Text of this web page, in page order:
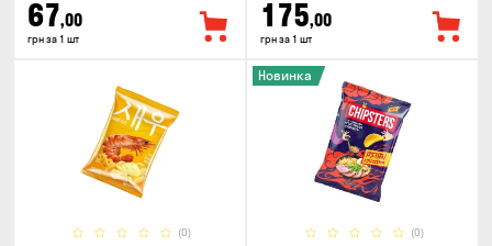
67,00
грн за 1 шт
175,00
грн за 1 шт
(0) (0)
Новинка